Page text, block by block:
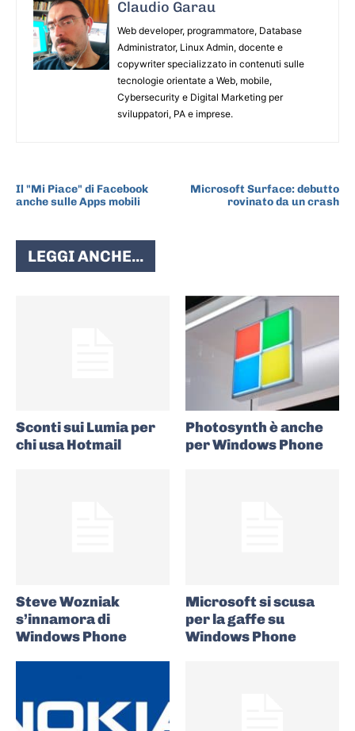
Claudio Garau
Web developer, programmatore, Database
Administrator, Linux Admin, docente e
copywriter specializzato in contenuti sulle
tecnologie orientate a Web, mobile,
Cybersecurity e Digital Marketing per
sviluppatori, PA e imprese.
Il "Mi Piace" di Facebook
anche sulle Apps mobili
Microsoft Surface: debutto
rovinato da un crash
LEGGI ANCHE...
Sconti sui Lumia per
chi usa Hotmail
Photosynth è anche
per Windows Phone
Steve Wozniak
s’innamora di
Windows Phone
Microsoft si scusa
per la gaffe su
Windows Phone